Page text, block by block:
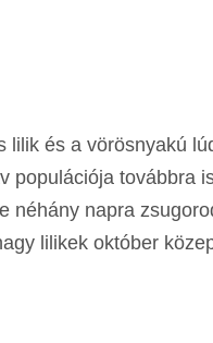
lilik és a vörösnyakú
populációja továbbra
néhány napra
lilikek október